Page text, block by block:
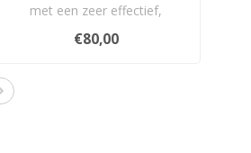
met een zeer effectief,
geavanceerd ventilatiebehee..
€80,00